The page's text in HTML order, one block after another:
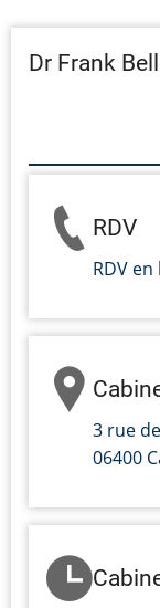
Dr Frank
RDV
RDV
3 rue
06400